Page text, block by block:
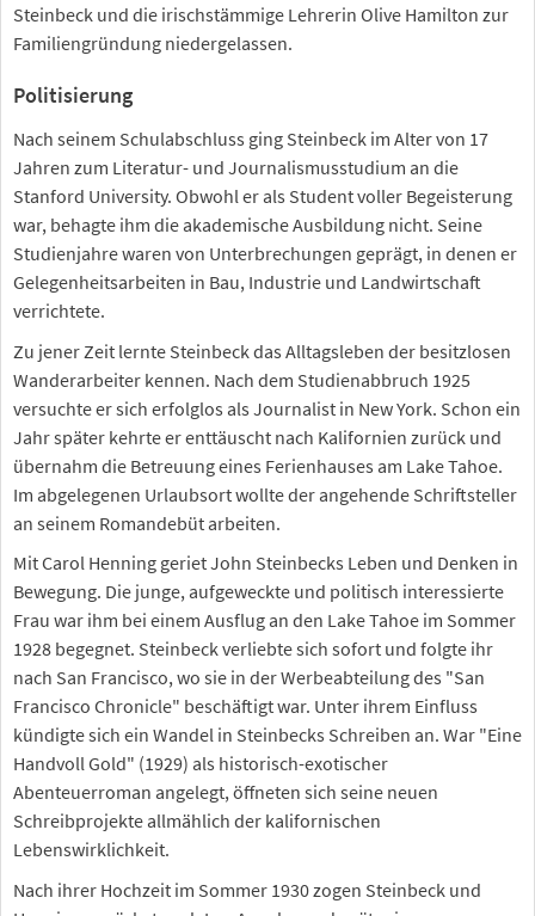
Steinbeck und die irischstämmige Lehrerin Olive Hamilton zur
Familiengründung niedergelassen.
Politisierung
Nach seinem Schulabschluss ging Steinbeck im Alter von 17
Jahren zum Literatur- und Journalismusstudium an die
Stanford University. Obwohl er als Student voller Begeisterung
war, behagte ihm die akademische Ausbildung nicht. Seine
Studienjahre waren von Unterbrechungen geprägt, in denen er
Gelegenheitsarbeiten in Bau, Industrie und Landwirtschaft
verrichtete.
Zu jener Zeit lernte Steinbeck das Alltagsleben der besitzlosen
Wanderarbeiter kennen. Nach dem Studienabbruch 1925
versuchte er sich erfolglos als Journalist in New York. Schon ein
Jahr später kehrte er enttäuscht nach Kalifornien zurück und
übernahm die Betreuung eines Ferienhauses am Lake Tahoe.
Im abgelegenen Urlaubsort wollte der angehende Schriftsteller
an seinem Romandebüt arbeiten.
Mit Carol Henning geriet John Steinbecks Leben und Denken in
Bewegung. Die junge, aufgeweckte und politisch interessierte
Frau war ihm bei einem Ausflug an den Lake Tahoe im Sommer
1928 begegnet. Steinbeck verliebte sich sofort und folgte ihr
nach San Francisco, wo sie in der Werbeabteilung des "San
Francisco Chronicle" beschäftigt war. Unter ihrem Einfluss
kündigte sich ein Wandel in Steinbecks Schreiben an. War "Eine
Handvoll Gold" (1929) als historisch-exotischer
Abenteuerroman angelegt, öffneten sich seine neuen
Schreibprojekte allmählich der kalifornischen
Lebenswirklichkeit.
Nach ihrer Hochzeit im Sommer 1930 zogen Steinbeck und